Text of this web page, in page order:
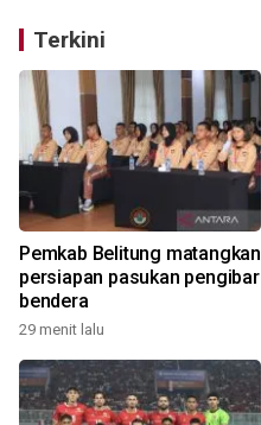
Terkini
Pemkab Belitung matangkan
persiapan pasukan pengibar
bendera
29 menit lalu